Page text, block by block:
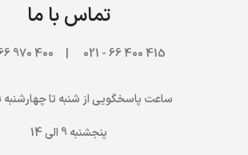
تماس با ما
415 400 66 - 021 | 400
ساعت پاسخگویی از شنبه تا چهارشنبه 9 الی 18
پنجشنبه 9 الی 14